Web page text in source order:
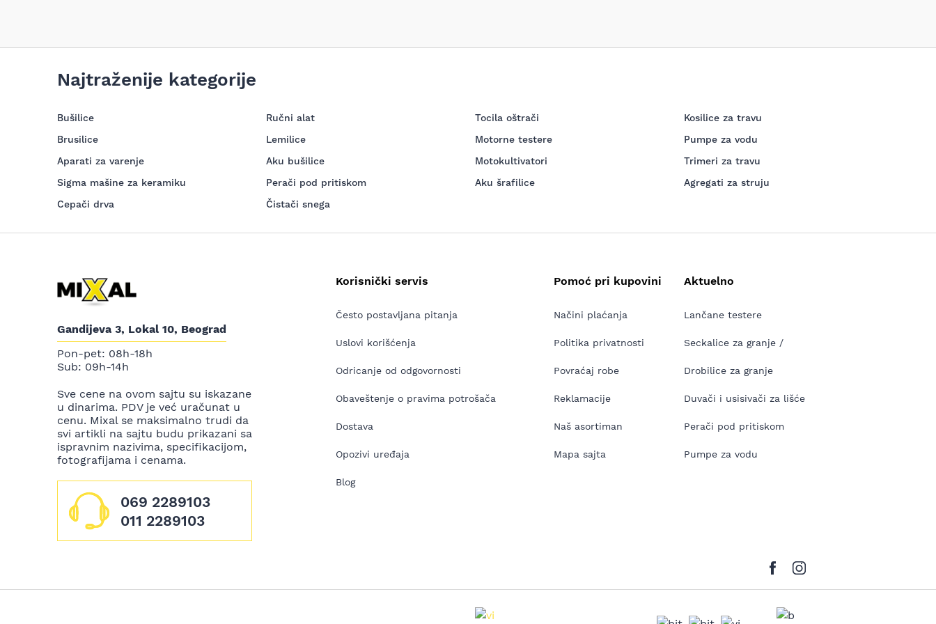
Najtraženije kategorije
Bušilice
Brusilice
Aparati za varenje
Sigma mašine za keramiku
Cepači drva
Ručni alat
Lemilice
Aku bušilice
Perači pod pritiskom
Čistači snega
Tocila oštrači
Motorne testere
Motokultivatori
Aku šrafilice
Kosilice za travu
Pumpe za vodu
Trimeri za travu
Agregati za struju
Gandijeva 3, Lokal 10, Beograd
Pon-pet: 08h-18h
Sub: 09h-14h
Sve cene na ovom sajtu su iskazane
u dinarima. PDV je već uračunat u
cenu. Mixal se maksimalno trudi da
svi artikli na sajtu budu prikazani sa
ispravnim nazivima, specifikacijom,
fotografijama i cenama.
069 2289103
011 2289103
Korisnički servis
Često postavljana pitanja
Uslovi korišćenja
Odricanje od odgovornosti
Obaveštenje o pravima potrošača
Dostava
Opozivi uređaja
Blog
Pomoć pri kupovini
Načini plaćanja
Politika privatnosti
Povraćaj robe
Reklamacije
Naš asortiman
Mapa sajta
Aktuelno
Lančane testere
Seckalice za granje /
Drobilice za granje
Duvači i usisivači za lišće
Perači pod pritiskom
Pumpe za vodu